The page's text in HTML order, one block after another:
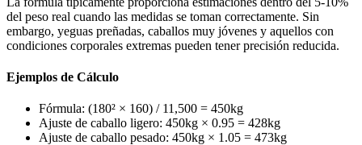
del peso real cuando las medidas se toman correctamente. Sin
embargo, yeguas preñadas, caballos muy jóvenes y aquellos con
condiciones corporales extremas pueden tener precisión reducida.
Ejemplos de Cálculo
Fórmula: (180² × 160) / 11,500 = 450kg
Ajuste de caballo ligero: 450kg × 0.95 = 428kg
Ajuste de caballo pesado: 450kg × 1.05 = 473kg